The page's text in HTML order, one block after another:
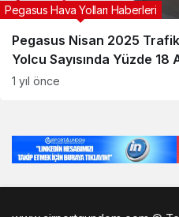
Pegasus Nisan 2025 Trafik
Yolcu Sayısında Yüzde 18
Pegasus Hava Yolları Haberleri
1 yıl önce